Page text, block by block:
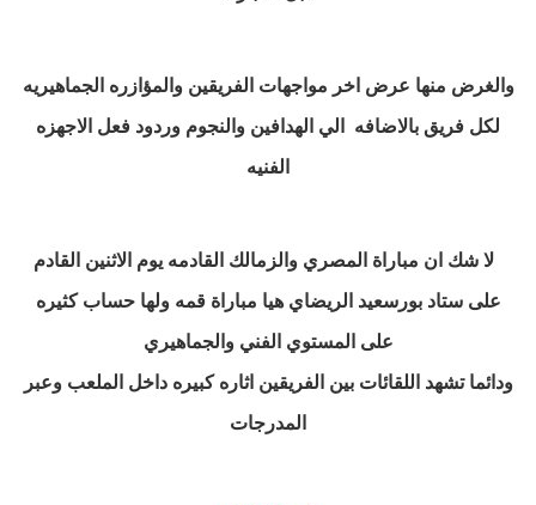
والغرض منها عرض اخر مواجهات الفريقين والمؤازره الجماهيريه
لكل فريق بالاضافه
الي الهدافين والنجوم وردود فعل الاجهزه
الفنيه
لا شك ان مباراة المصري والزمالك القادمه يوم الاثنين القادم
على ستاد بورسعيد الريضاي هيا مباراة قمه ولها حساب كثيره
على المستوي الفني والجماهيري
ودائما تشهد اللقائات بين الفريقين اثاره كبيره داخل الملعب وعبر
المدرجات